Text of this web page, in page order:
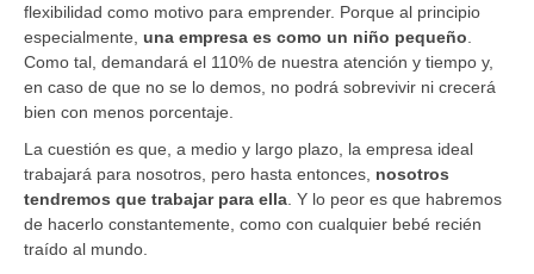
flexibilidad como motivo para emprender. Porque al principio
especialmente, una empresa es como un niño pequeño
Como tal, demandará el 110% de nuestra atención y tiempo y,
en caso de que no se lo demos, no podrá sobrevivir ni crecerá
bien con menos porcentaje.
La cuestión es que, a medio y largo plazo, la empresa ideal
trabajará para nosotros, pero hasta entonces, nosotros
tendremos que trabajar para ella . Y lo peor es que habremos
de hacerlo constantemente, como con cualquier bebé recién
traído al mundo.